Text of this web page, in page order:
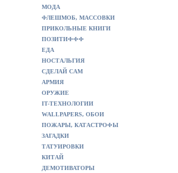
МОДА
ФЛЕШМОБ, МАССОВКИ
ПРИКОЛЬНЫЕ КНИГИ
ПОЗИТИФФФ
ЕДА
НОСТАЛЬГИЯ
СДЕЛАЙ САМ
АРМИЯ
ОРУЖИЕ
IT-ТЕХНОЛОГИИ
WALLPAPERS, ОБОИ
ПОЖАРЫ, КАТАСТРОФЫ
ЗАГАДКИ
ТАТУИРОВКИ
КИТАЙ
ДЕМОТИВАТОРЫ